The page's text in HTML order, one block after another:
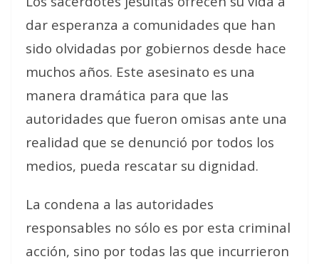
dar esperanza a comunidades que han
sido olvidadas por gobiernos desde hace
muchos años. Este asesinato es una
manera dramática para que las
autoridades que fueron omisas ante una
realidad que se denunció por todos los
medios, pueda rescatar su dignidad.
La condena a las autoridades
responsables no sólo es por esta criminal
acción, sino por todas las que incurrieron